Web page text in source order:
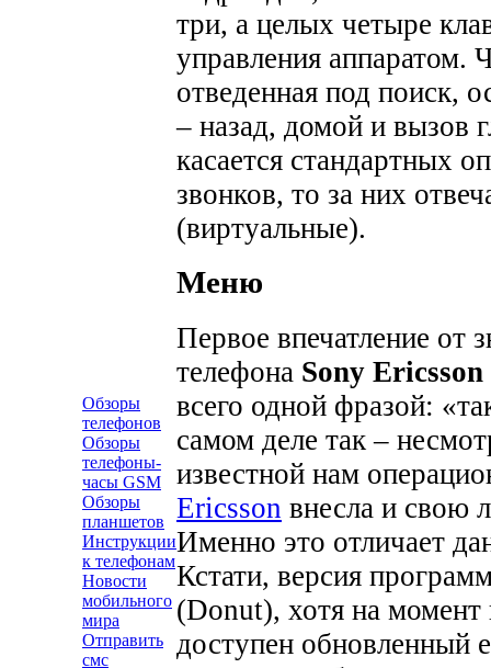
Обзоры
телефонов
Обзоры
телефоны-
часы GSM
Обзоры
планшетов
Инструкции
к телефонам
Новости
мобильного
мира
Отправить
смс
три, а целых четыре
управления аппаратом.
отведенная под поиск,
– назад, домой и вызов
касается стандартных
звонков, то за них
(виртуальные).
Меню
Первое впечатление от
телефона Sony
всего одной фразой:
самом деле так –
известной нам
Ericsson внесла и свою
Именно это отличает
Кстати, версия
(Donut), хотя на момент
доступен обновленный